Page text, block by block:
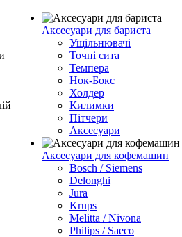
Аксесуари для бариста
Ущільнювачі
Точні сита
Темпера
Нок-Бокс
Холдер
Килимки
Пітчери
Аксесуари
Аксесуари для кофемашин
Bosch / Siemens
Delonghi
Jura
Krups
Melitta / Nivona
Philips / Saeco